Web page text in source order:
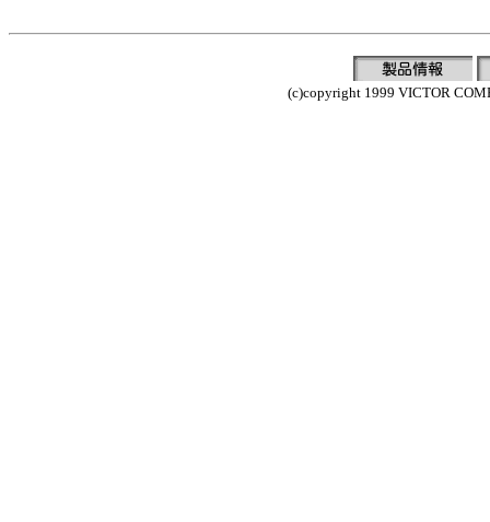
(c)copyright 1999 VICTOR